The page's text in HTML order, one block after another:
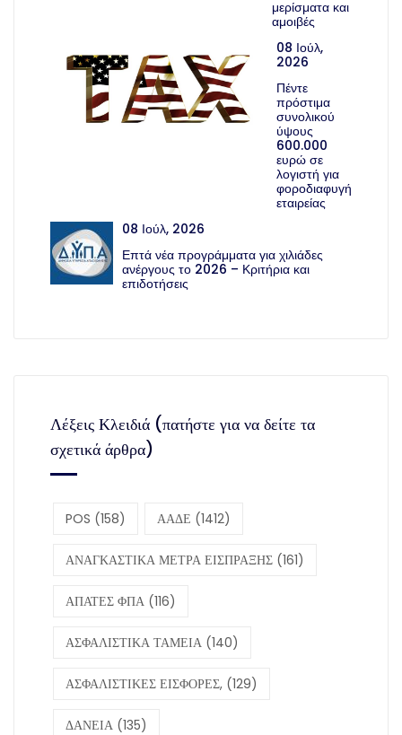
μερίσματα και
αμοιβές
08 Ιούλ,
2026
Πέντε
πρόστιμα
συνολικού
ύψους
600.000
ευρώ σε
λογιστή για
φοροδιαφυγή
εταιρείας
08 Ιούλ, 2026
Επτά νέα προγράμματα για χιλιάδες
ανέργους το 2026 – Κριτήρια και
επιδοτήσεις
Λέξεις Κλειδιά (πατήστε για να δείτε τα
σχετικά άρθρα)
POS (158) ΑΑΔΕ (1412)
ΑΝΑΓΚΑΣΤΙΚΑ ΜΕΤΡΑ ΕΙΣΠΡΑΞΗΣ (161)
ΑΠΑΤΕΣ ΦΠΑ (116)
ΑΣΦΑΛΙΣΤΙΚΑ ΤΑΜΕΙΑ (140)
ΑΣΦΑΛΙΣΤΙΚΕΣ ΕΙΣΦΟΡΕΣ, (129)
ΔΑΝΕΙΑ (135)